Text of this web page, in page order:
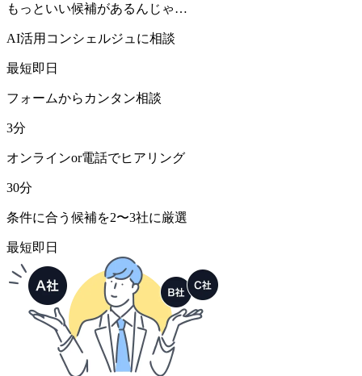
もっといい候補があるんじゃ…
AI活用コンシェルジュに相談
最短即日
フォームからカンタン相談
3分
オンラインor電話でヒアリング
30分
条件に合う候補を2〜3社に厳選
最短即日